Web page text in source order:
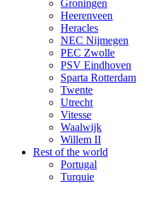
Groningen
Heerenveen
Heracles
NEC Nijmegen
PEC Zwolle
PSV Eindhoven
Sparta Rotterdam
Twente
Utrecht
Vitesse
Waalwijk
Willem II
Rest of the world
Portugal
Turquie